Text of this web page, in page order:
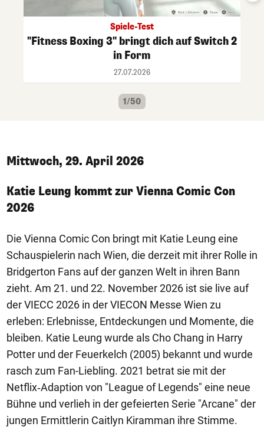
Spiele-Test
"Fitness Boxing 3" bringt dich auf Switch 2
in Form
27.07.2026
1/50
Mittwoch, 29. April 2026
Katie Leung kommt zur Vienna Comic Con
2026
Die Vienna Comic Con bringt mit Katie Leung eine
Schauspielerin nach Wien, die derzeit mit ihrer Rolle in
Bridgerton Fans auf der ganzen Welt in ihren Bann
zieht. Am 21. und 22. November 2026 ist sie live auf
der VIECC 2026 in der VIECON Messe Wien zu
erleben: Erlebnisse, Entdeckungen und Momente, die
bleiben. Katie Leung wurde als Cho Chang in Harry
Potter und der Feuerkelch (2005) bekannt und wurde
rasch zum Fan-Liebling. 2021 betrat sie mit der
Netflix‑Adaption von "League of Legends" eine neue
Bühne und verlieh in der gefeierten Serie "Arcane" der
jungen Ermittlerin Caitlyn Kiramman ihre Stimme.